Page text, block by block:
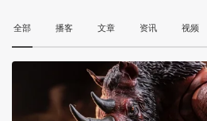
全部 播客 文章 资讯 视频